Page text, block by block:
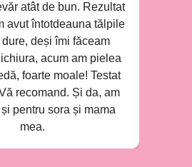
atât de bun. Rezultat
avut întotdeauna tălpile
deși îmi făceam
acum am pielea
foarte moale! Testat
recomand. Și da, am
și pentru sora și mama
mea.